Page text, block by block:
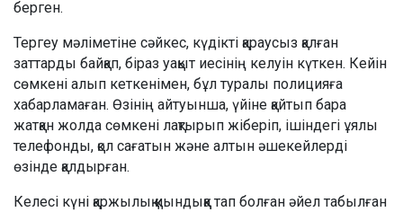
берген.
Тергеу мәліметіне сәйкес, күдікті қараусыз қалған
заттарды байқап, біраз уақыт иесінің келуін күткен. Кейін
сөмкені алып кеткенімен, бұл туралы полицияға
хабарламаған. Өзінің айтуынша, үйіне қайтып бара
жатқан жолда сөмкені лақтырып жіберіп, ішіндегі ұялы
телефонды, қол сағатын және алтын әшекейлерді
өзінде қалдырған.
Келесі күні қаржылық қиындыққа тап болған әйел табылған